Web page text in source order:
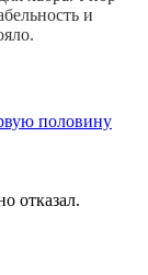
и
половину
отказал.